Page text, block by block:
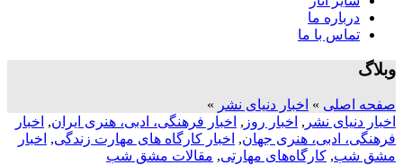
درباره ما
تماس با ما
وبلاگ
صفحه اصلی » اخبار دنیای نشر »
اخبار دنیای نشر , اخبار روز , اخبار فرهنگی، ادبی، هنری ایران, اخبار
فرهنگی، ادبی، هنری جهان, اخبار کارگاه های مهارت زندگی, اخبار
مشق شب, کارگاه‌های مهارتی, مقالات مشق شب